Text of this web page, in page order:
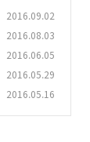
2016.09.02
2016.08.03
2016.06.05
2016.05.29
2016.05.16